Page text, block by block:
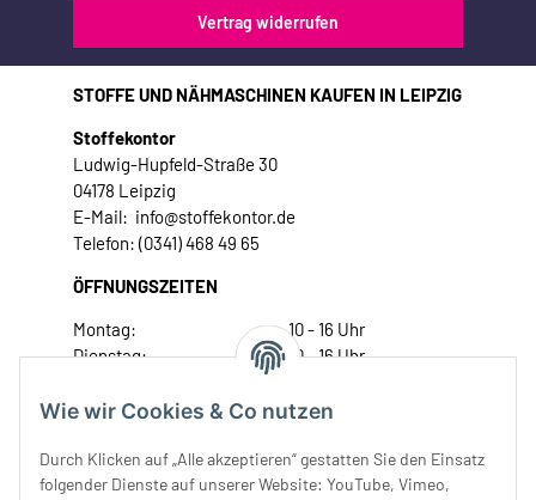
Wie wir Cookies & Co nutzen
Durch Klicken auf „Alle akzeptieren“ gestatten Sie den Einsatz
folgender Dienste auf unserer Website: YouTube, Vimeo,
Vertrag widerrufen
STOFFE UND NÄHMASCHINEN KAUFEN IN LEIPZIG
Stoffekontor
Ludwig-Hupfeld-Straße 30
04178 Leipzig
E-Mail: info@stoffekontor.de
Telefon: (0341) 468 49 65
ÖFFNUNGSZEITEN
Montag:
10 - 16 Uhr
Dienstag:
10 - 16 Uhr
Donnerstag:
10 - 18 Uhr
Samstag:
10 - 14 Uhr